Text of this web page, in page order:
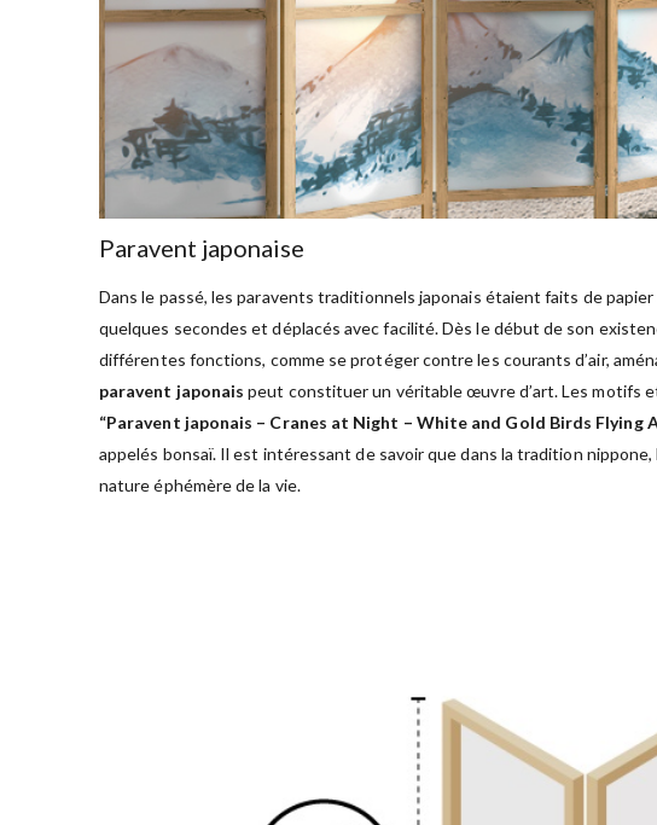
Paravent japonaise
Dans le passé, les paravents traditionnels japonais étaient faits de
quelques secondes et déplacés avec facilité. Dès le début de son
différentes fonctions, comme se protéger contre les courants d’air,
paravent japonais peut constituer un véritable œuvre d’art. Les motifs
“Paravent japonais – Cranes at Night – White and Gold Birds Flying
appelés bonsaï. Il est intéressant de savoir que dans la tradition
nature éphémère de la vie.